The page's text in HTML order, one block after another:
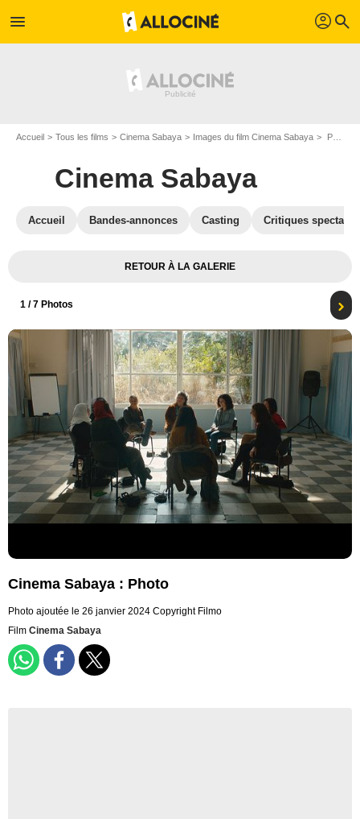
menu profil search
Accueil Tous les films Cinema Sabaya Images du film Cinema Sabaya Photo du film Cinema Sabaya - Photo 1
Cinema Sabaya
Accueil Bandes-annonces Casting Critiques
RETOUR À LA GALERIE
1 / 7 Photos
Cinema Sabaya : Photo
Photo ajoutée le 26 janvier 2024 Copyright Filmo
Film Cinema Sabaya